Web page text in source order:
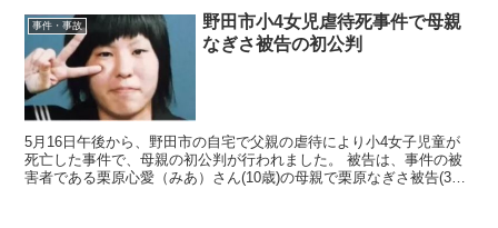
事件・事故
野田市小4女児虐待死事件で母親
なぎさ被告の初公判
5月16日午後から、野田市の自宅で父親の虐待により小4女子児童が
死亡した事件で、母親の初公判が行われました。 被告は、事件の被
害者である栗原心愛（みあ）さん(10歳)の母親で栗原なぎさ被告(32